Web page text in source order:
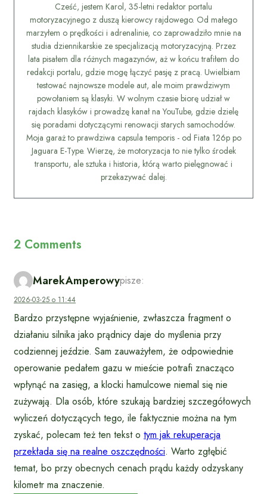
Cześć, jestem Karol, 35-letni redaktor portalu
motoryzacyjnego z duszą kierowcy rajdowego. Od małego
marzyłem o prędkości i adrenalinie, co zaprowadziło mnie na
studia dziennikarskie ze specjalizacją motoryzacyjną. Przez
lata pisałem dla różnych magazynów, aż w końcu trafiłem do
redakcji portalu, gdzie mogę łączyć pasję z pracą. Uwielbiam
testować najnowsze modele aut, ale moim prawdziwym
powołaniem są klasyki. W wolnym czasie biorę udział w
rajdach klasyków i prowadzę kanał na YouTube, gdzie dzielę
się poradami dotyczącymi renowacji starych samochodów.
Moja garaż to prawdziwa capsula temporis - od Fiata 126p po
Jaguara E-Type. Wierzę, że motoryzacja to nie tylko środek
transportu, ale sztuka i historia, którą warto pielęgnować i
przekazywać dalej.
2 Comments
MarekAmperowypisze:
2026-03-25 o 11:44
Bardzo przystępne wyjaśnienie, zwłaszcza fragment o
działaniu silnika jako prądnicy daje do myślenia przy
codziennej jeździe. Sam zauważyłem, że odpowiednie
operowanie pedałem gazu w mieście potrafi znacząco
wpłynąć na zasięg, a klocki hamulcowe niemal się nie
zużywają. Dla osób, które szukają bardziej szczegółowych
wyliczeń dotyczących tego, ile faktycznie można na tym
zyskać, polecam też ten tekst o tym jak rekuperacja
przekłada się na realne oszczędności. Warto zgłębić
temat, bo przy obecnych cenach prądu każdy odzyskany
kilometr ma znaczenie.